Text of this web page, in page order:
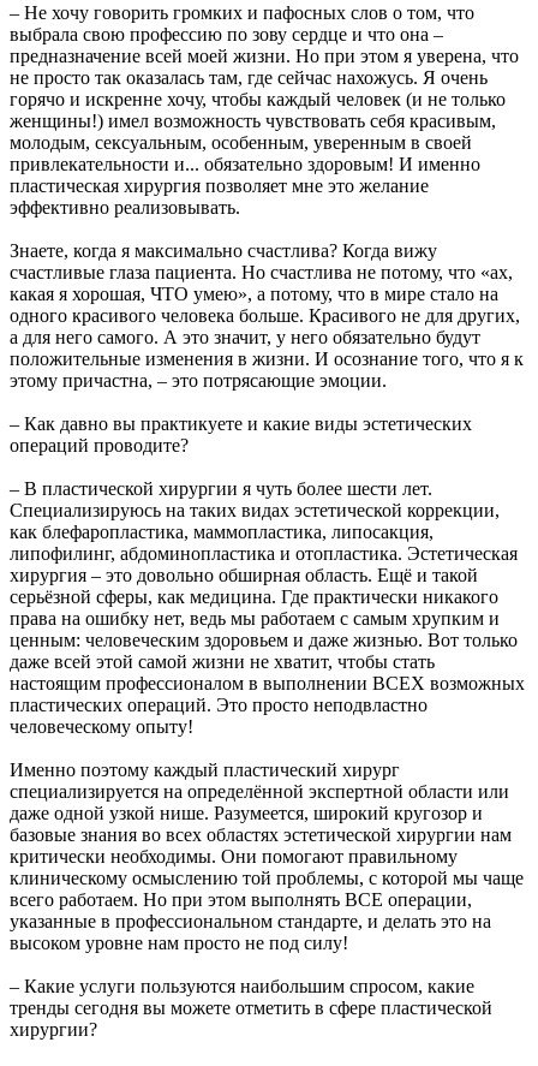
– Не хочу говорить громких и пафосных слов о том, что
выбрала свою профессию по зову сердце и что она –
предназначение всей моей жизни. Но при этом я уверена, что
не просто так оказалась там, где сейчас нахожусь. Я очень
горячо и искренне хочу, чтобы каждый человек (и не только
женщины!) имел возможность чувствовать себя красивым,
молодым, сексуальным, особенным, уверенным в своей
привлекательности и... обязательно здоровым! И именно
пластическая хирургия позволяет мне это желание
эффективно реализовывать.
Знаете, когда я максимально счастлива? Когда вижу
счастливые глаза пациента. Но счастлива не потому, что «ах,
какая я хорошая, ЧТО умею», а потому, что в мире стало на
одного красивого человека больше. Красивого не для других,
а для него самого. А это значит, у него обязательно будут
положительные изменения в жизни. И осознание того, что я к
этому причастна, – это потрясающие эмоции.
– Как давно вы практикуете и какие виды эстетических
операций проводите?
– В пластической хирургии я чуть более шести лет.
Специализируюсь на таких видах эстетической коррекции,
как блефаропластика, маммопластика, липосакция,
липофилинг, абдоминопластика и отопластика. Эстетическая
хирургия – это довольно обширная область. Ещё и такой
серьёзной сферы, как медицина. Где практически никакого
права на ошибку нет, ведь мы работаем с самым хрупким и
ценным: человеческим здоровьем и даже жизнью. Вот только
даже всей этой самой жизни не хватит, чтобы стать
настоящим профессионалом в выполнении ВСЕХ возможных
пластических операций. Это просто неподвластно
человеческому опыту!
Именно поэтому каждый пластический хирург
специализируется на определённой экспертной области или
даже одной узкой нише. Разумеется, широкий кругозор и
базовые знания во всех областях эстетической хирургии нам
критически необходимы. Они помогают правильному
клиническому осмыслению той проблемы, с которой мы чаще
всего работаем. Но при этом выполнять ВСЕ операции,
указанные в профессиональном стандарте, и делать это на
высоком уровне нам просто не под силу!
– Какие услуги пользуются наибольшим спросом, какие
тренды сегодня вы можете отметить в сфере пластической
хирургии?